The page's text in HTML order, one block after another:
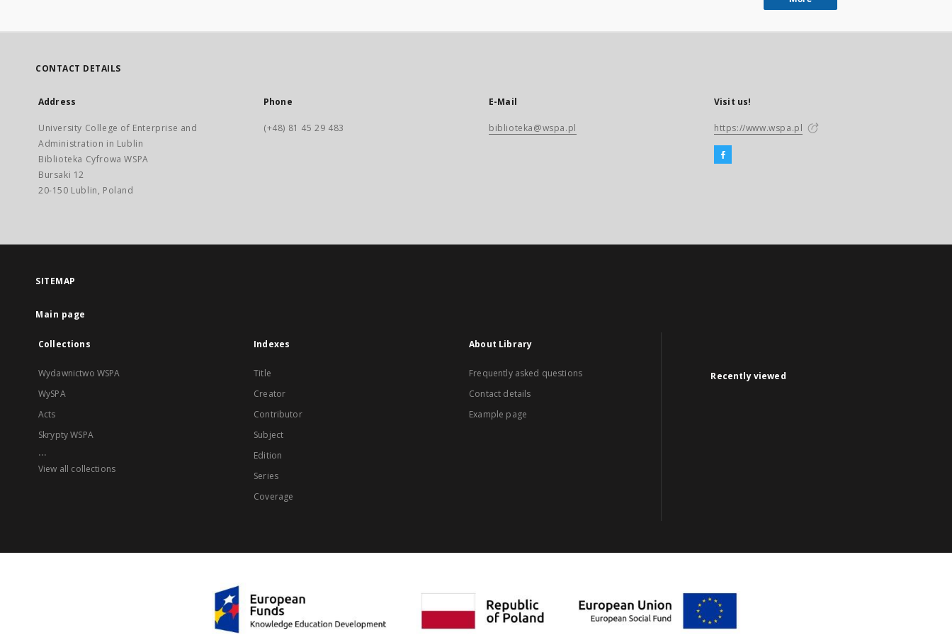
CONTACT DETAILS
Address
University College of Enterprise and
Administration in Lublin
Biblioteka Cyfrowa WSPA
Bursaki 12
20-150 Lublin, Poland
Phone
(+48) 81 45 29 483
E-Mail
biblioteka@wspa.pl
Visit us!
https://www.wspa.pl
SITEMAP
Main page
Collections
Wydawnictwo WSPA
WySPA
Acts
Skrypty WSPA
...
View all collections
Indexes
Title
Creator
Contributor
Subject
Edition
Series
Coverage
About Library
Frequently asked questions
Contact details
Example page
Recently viewed